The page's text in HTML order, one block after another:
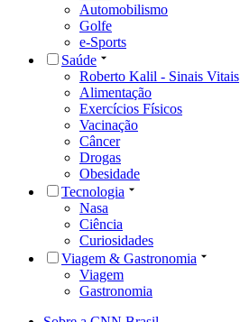
Automobilismo
Golfe
e-Sports
Saúde
Roberto Kalil - Sinais Vitais
Alimentação
Exercícios Físicos
Vacinação
Câncer
Drogas
Obesidade
Tecnologia
Nasa
Ciência
Curiosidades
Viagem & Gastronomia
Viagem
Gastronomia